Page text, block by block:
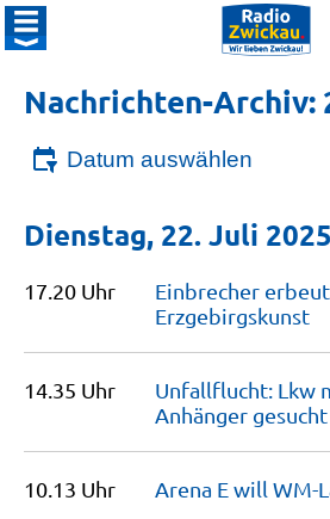
Nachrichten-Archiv:
Datum auswählen
Dienstag, 22. Juli 2025
17.20 Uhr
Einbrecher
Erzgebirgskunst
14.35 Uhr
Unfallflucht: Lkw
Anhänger gesucht
10.13 Uhr Arena E will WM-